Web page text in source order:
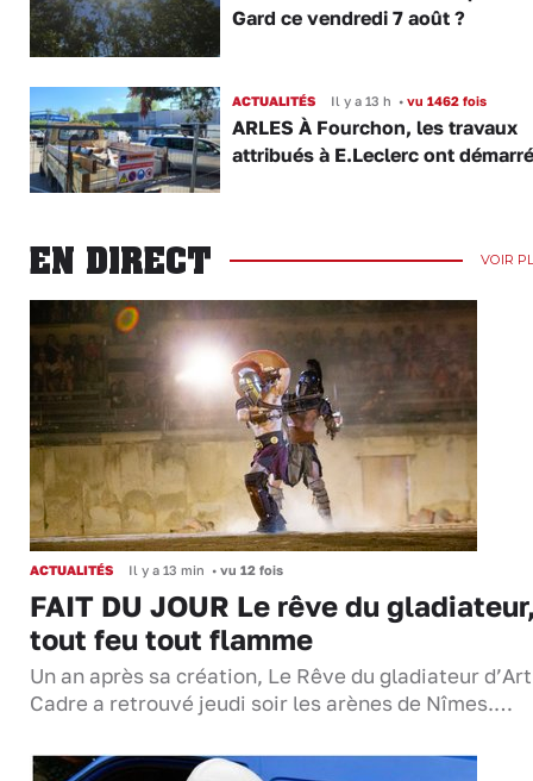
Gard ce vendredi 7 août ?
ACTUALITÉS Il y a 13 h •vu 1462 fois
ARLES À Fourchon, les travaux
attribués à E.Leclerc ont démarré
EN DIRECT VOIR
ACTUALITÉS Il y a 13 min • vu 12 fois
FAIT DU JOUR Le rêve du
tout feu tout flamme
Un an après sa création, Le Rêve du gladiateur
Cadre a retrouvé jeudi soir les arènes de Nîmes.…